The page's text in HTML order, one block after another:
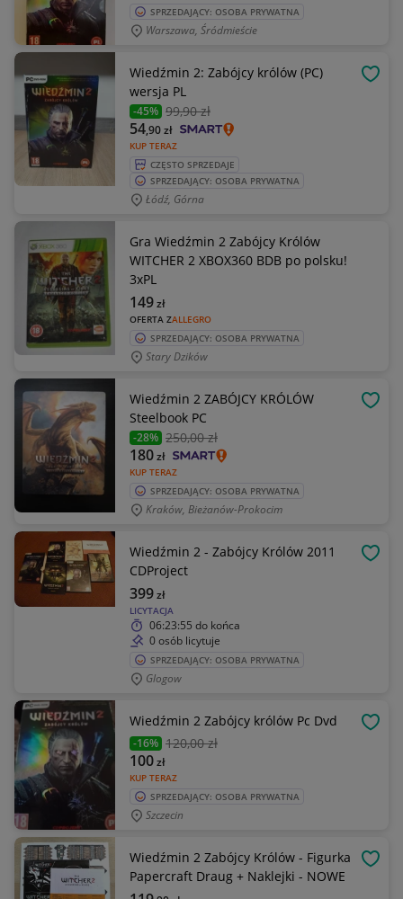
SPRZEDAJĄCY: OSOBA PRYWATNA
Warszawa, Śródmieście
Wiedźmin 2: Zabójcy królów (PC)
wersja PL
-45% 99,90 zł
KUP TERAZ
54,90zł
CZĘSTO SPRZEDAJE
SPRZEDAJĄCY: OSOBA PRYWATNA
Łódź, Górna
Gra Wiedźmin 2 Zabójcy Królów
WITCHER 2 XBOX360 BDB po polsku!
3xPL
OFERTA ZALLEGRO
149zł
SPRZEDAJĄCY: OSOBA PRYWATNA
Stary Dzików
Wiedźmin 2 ZABÓJCY KRÓLÓW
Steelbook PC
-28% 250,00 zł
KUP TERAZ
180zł
SPRZEDAJĄCY: OSOBA PRYWATNA
Kraków, Bieżanów-Prokocim
Wiedźmin 2 - Zabójcy Królów 2011
CDProject
LICYTACJA
399zł
06:23:55 do końca
0 osób licytuje
SPRZEDAJĄCY: OSOBA PRYWATNA
Glogow
Wiedźmin 2 Zabójcy królów Pc Dvd
-16% 120,00 zł
KUP TERAZ
100zł
SPRZEDAJĄCY: OSOBA PRYWATNA
Szczecin
Wiedźmin 2 Zabójcy Królów - Figurka
Papercraft Draug + Naklejki - NOWE